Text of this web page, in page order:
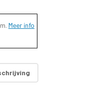
Meer info